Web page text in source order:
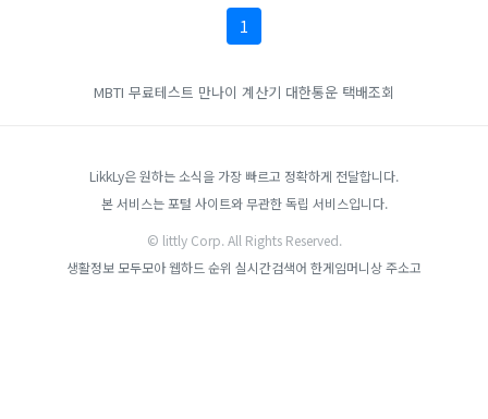
1
MBTI 무료테스트 만나이 계산기 대한통운 택배조회
LikkLy은 원하는 소식을 가장 빠르고 정확하게 전달합니다.
본 서비스는 포털 사이트와 무관한 독립 서비스입니다.
© littly Corp. All Rights Reserved.
생활정보 모두모아웹하드 순위 실시간검색어 한게임머니상주소고